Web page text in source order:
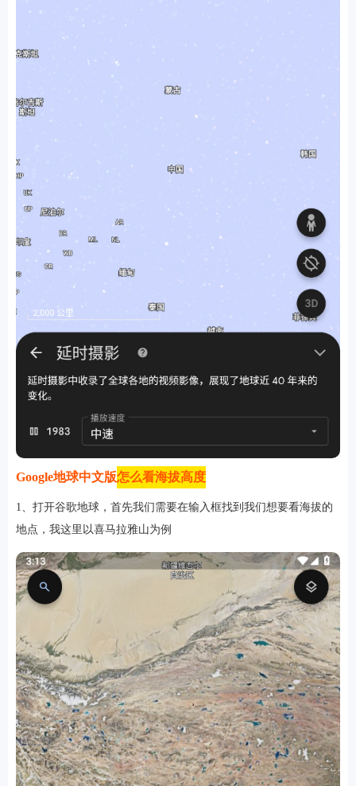
Google地球中文版怎么看海拔高度
1、打开谷歌地球，首先我们需要在输入框找到我们想要看海拔的
地点，我这里以喜马拉雅山为例